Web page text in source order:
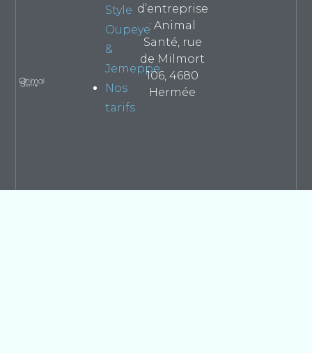
Style
Oupeye
&
Jemeppe
Nos
tarifs
d’entreprise
: Animal
Santé, rue
de Milmort
106, 4680
Hermée